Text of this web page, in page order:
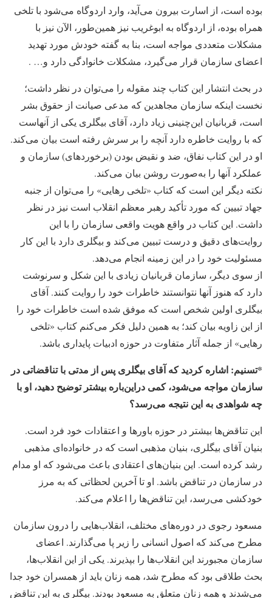
بوده است، از اسارت بیرون می‌آید، وارد اردوگاه می‌شود با تلخی
همراه بوده، از اردوگاه به ابوغریب نیز همین‌طور، الآن نیز با
مشکلات متعددی مواجه است، بنا به گفته خودش مورد تهدید
اعضای سازمان قرار می‌گیرد، مشکلات خانوادگی دارد و… .
در بحث انتشار این کتاب چند مقوله را می‌توان در نظر داشت؛
نخست اینکه سازمان مجاهدین که مدعی صیانت از حقوق بشر
است، قربانیان این‌چنینی زیاد دارد، آقای بیگلری یکی از آنهاست
که با روایت خاطره دارد آنچه را بر سرش رفته است بیان می‌کند.
او در این کتاب نفاق، ضد و نقیض بودن (برخوردهای) سازمان و
عملکرد آنها را به‌صورت روشن بیان می‌کند.
نکته دیگر این است که کتاب «تلخی رهایی» را می‌توان از جنبه
جهاد تبیین که مورد تأکید رهبر معظم انقلاب است نیز در نظر
داشت. این کتاب در واقع هویت واقعی سازمان را با این
روایت‌های دقیق و درست تبیین می‌کند و بیگلری دارد با این کار
مسئولیت خود را در این زمینه انجام می‌دهد.
از سوی دیگر، سازمان قربانیان زیادی با این شکل و سرنوشت
دارد که هنوز آنها نتوانستند خاطرات خود را روایت کنند. آقای
بیگلری اولین شخص است که موفق شده است خاطرات خود را
از این زاویه بیان کند؛ به همین دلیل فکر می‌کنم کتاب «تلخی
رهایی» از جمله آثار متفاوت در حوزه ادبیات پایداری باشد.
*تسنیم: اشاره کردید که آقای بیگلری پس از مدتی با تناقضاتی در
سازمان مواجه می‌شود، کمی دراین‌باره بیشتر توضیح دهید، او با
چه شواهدی به این نتیجه می‌رسد؟
این تناقض‌ها بیشتر در حوزه باورها و اعتقادات خود فرد است.
بنیان آقای بیگلری، بنیان مذهبی است که در خانواده‌ای مذهبی
رشد کرده است. این بنیان‌های اعتقادی باعث می‌شود که او مدام
در سازمان در تناقض باشد. او تا آخرین لحظاتی که به مرز
خودکشی می‌رسد، این تناقض‌ها را اعلام می‌کند.
مسعود رجوی در دوره‌های مختلف، انقلاب‌هایی را درون سازمان
مطرح می‌کند که اصول انسانی را زیر پا می‌گذارند. اعضای
سازمان مجبورند این انقلاب‌ها را بپذیرند. یکی از این انقلاب‌ها،
بحث طلاقی بود که مطرح شد، همه زنان باید از همسران خود جدا
می‌شدند و همه زنان متعلق به مسعود بودند. بیگلری به این تناقض